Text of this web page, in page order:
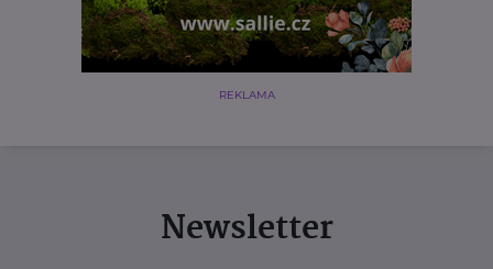
REKLAMA
Newsletter